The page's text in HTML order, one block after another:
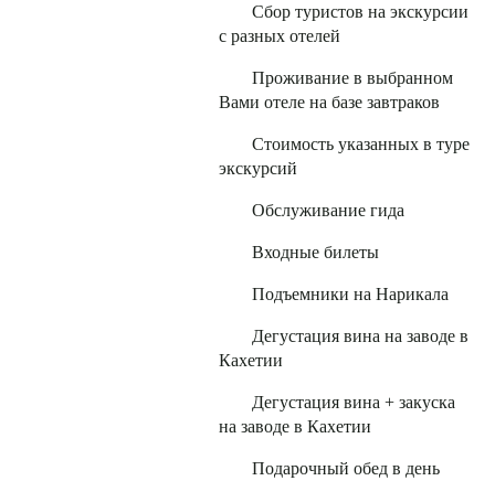
Сбор туристов на экскурсии
с разных отелей
Проживание в выбранном
Вами отеле на базе завтраков
Стоимость указанных в туре
экскурсий
Обслуживание гида
Входные билеты
Подъемники на Нарикала
Дегустация вина на заводе в
Кахетии
Дегустация вина + закуска
на заводе в Кахетии
Подарочный обед в день